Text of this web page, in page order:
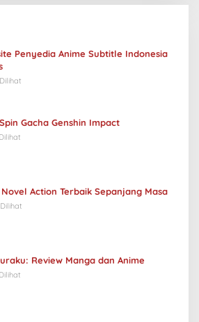
Penyedia Anime Subtitle Indonesia
Gacha Genshin Impact
Action Terbaik Sepanjang Masa
Review Manga dan Anime